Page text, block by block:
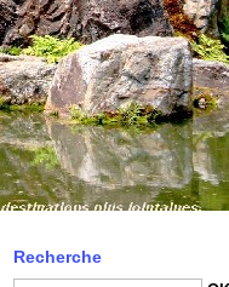
Recherche